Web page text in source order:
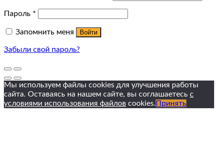
Пароль *
Запомнить меня Войти
Забыли свой пароль?
Мы используем файлы cookies для улучшения работы
сайта. Оставаясь на нашем сайте, вы соглашаетесь с
условиями использования файлов cookies. Принять